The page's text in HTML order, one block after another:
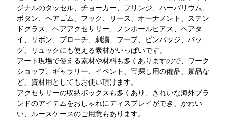
ジナルのタッセル、チョーカー、フリンジ、ハーバリウム、
ボタン、ヘアゴム、フック、リース、オーナメント、ステン
ドグラス、ヘアアクセサリー、ノンホールピアス、ヘアタ
イ、リボン、ブローチ、刺繍、フープ、ピンバッジ、バッ
グ、リュックにも使える素材がいっぱいです。
アート現場で使える素材や材料も多くありますので、ワーク
ショップ、ギャラリー、イベント、宝探し用の備品、景品な
ど、資材用としてもお使い頂けます。
アクセサリーの収納ボックスも多くあり、きれいな海外ブラ
ンドのアイテムをおしゃれにディスプレイができ、かわい
い、ルースケースのご用意もあります。